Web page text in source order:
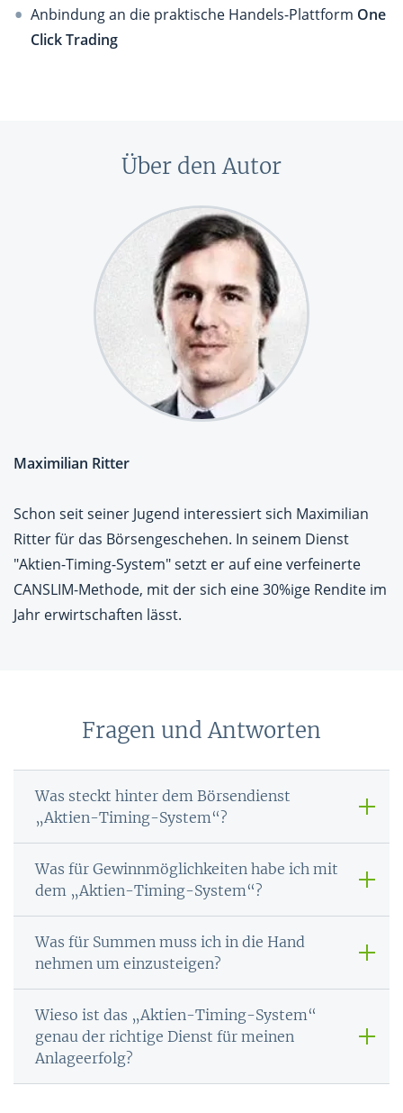
Anbindung an die praktische Handels-Plattform One
Click Trading
Über den Autor
Maximilian Ritter
Schon seit seiner Jugend interessiert sich Maximilian
Ritter für das Börsengeschehen. In seinem Dienst
"Aktien-Timing-System" setzt er auf eine verfeinerte
CANSLIM-Methode, mit der sich eine 30%ige Rendite im
Jahr erwirtschaften lässt.
Fragen und Antworten
Was steckt hinter dem Börsendienst
„Aktien-Timing-System“?
Was für Gewinnmöglichkeiten habe ich mit
dem „Aktien-Timing-System“?
Was für Summen muss ich in die Hand
nehmen um einzusteigen?
Wieso ist das „Aktien-Timing-System“
genau der richtige Dienst für meinen
Anlageerfolg?